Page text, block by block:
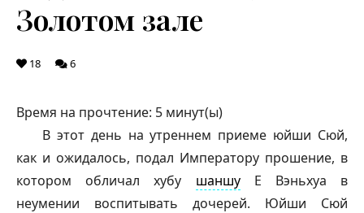
Золотом зале
18 6
Время на прочтение: 5 минут(ы)
В этот день на утреннем приеме юйши Сюй,
как и ожидалось, подал Императору прошение, в
котором обличал хубу шаншуЕ Вэньхуа в
неумении воспитывать дочерей. Юйши Сюй